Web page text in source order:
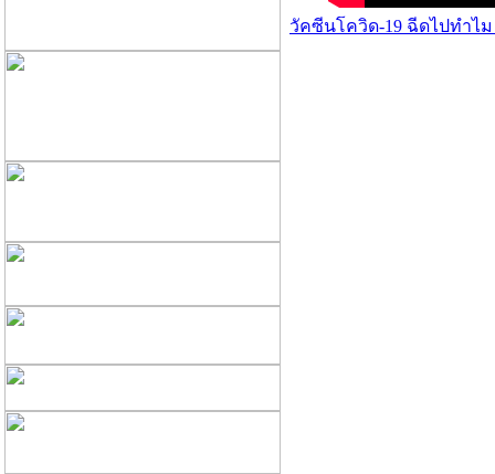
วัคซีนโควิด-19 ฉีดไปทำไม